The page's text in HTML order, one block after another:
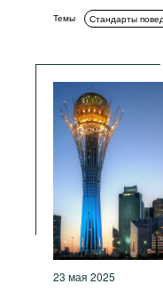
Темы Стандарты
23 мая 2025